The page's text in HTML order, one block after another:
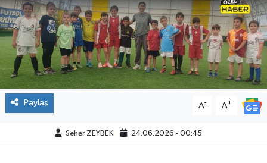
Paylaş A- A+
Seher ZEYBEK 24.06.2026 - 00:45